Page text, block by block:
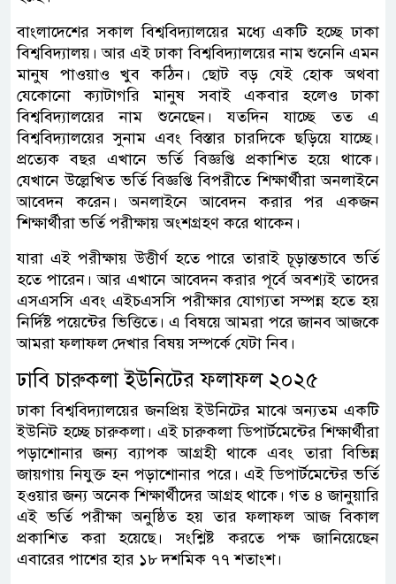
বাংলাদেশের সকাল বিশ্ববিদ্যালয়ের মধ্যে একটি হচ্ছে ঢাকা
বিশ্ববিদ্যালয়। আর এই ঢাকা বিশ্ববিদ্যালয়ের নাম শুনেনি এমন
মানুষ পাওয়াও খুব কঠিন। ছোট বড় যেই হোক অথবা
যেকোনো ক্যাটাগরি মানুষ সবাই একবার হলেও ঢাকা
বিশ্ববিদ্যালয়ের নাম শুনেছেন। যতদিন যাচ্ছে তত এ
বিশ্ববিদ্যালয়ের সুনাম এবং বিস্তার চারদিকে ছড়িয়ে যাচ্ছে।
প্রত্যেক বছর এখানে ভর্তি বিজ্ঞপ্তি প্রকাশিত হয়ে থাকে।
যেখানে উল্লেখিত ভর্তি বিজ্ঞপ্তি বিপরীতে শিক্ষার্থীরা অনলাইনে
আবেদন করেন। অনলাইনে আবেদন করার পর একজন
শিক্ষার্থীরা ভর্তি পরীক্ষায় অংশগ্রহণ করে থাকেন।
যারা এই পরীক্ষায় উত্তীর্ণ হতে পারে তারাই চূড়ান্তভাবে ভর্তি
হতে পারেন। আর এখানে আবেদন করার পূর্বে অবশ্যই তাদের
এসএসসি এবং এইচএসসি পরীক্ষার যোগ্যতা সম্পন্ন হতে হয়
নির্দিষ্ট পয়েন্টের ভিত্তিতে। এ বিষয়ে আমরা পরে জানব আজকে
আমরা ফলাফল দেখার বিষয় সম্পর্কে যেটা নিব।
ঢাবি চারুকলা ইউনিটের ফলাফল ২০২৫
ঢাকা বিশ্ববিদ্যালয়ের জনপ্রিয় ইউনিটের মাঝে অন্যতম একটি
ইউনিট হচ্ছে চারুকলা। এই চারুকলা ডিপার্টমেন্টের শিক্ষার্থীরা
পড়াশোনার জন্য ব্যাপক আগ্রহী থাকে এবং তারা বিভিন্ন
জায়গায় নিযুক্ত হন পড়াশোনার পরে। এই ডিপার্টমেন্টের ভর্তি
হওয়ার জন্য অনেক শিক্ষার্থীদের আগ্রহ থাকে। গত ৪ জানুয়ারি
এই ভর্তি পরীক্ষা অনুষ্ঠিত হয় তার ফলাফল আজ বিকাল
প্রকাশিত করা হয়েছে। সংশ্লিষ্ট করতে পক্ষ জানিয়েছেন
এবারের পাশের হার ১৮ দশমিক ৭৭ শতাংশ।